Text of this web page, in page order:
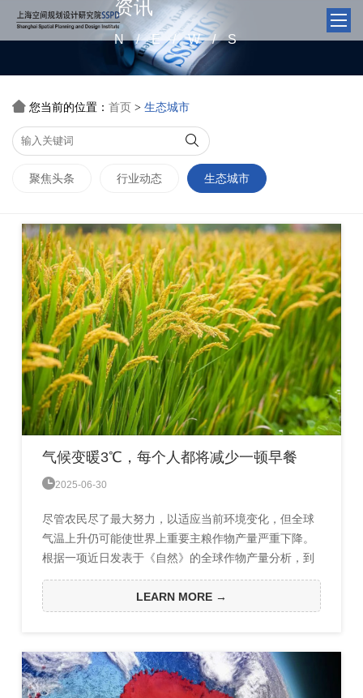
资讯
N/E/W/S
 您当前的位置： 首页 > 生态城市

聚焦头条 行业动态 生态城市
气候变暖3℃，每个人都将减少一顿早餐
2025-06-30
尽管农民尽了最大努力，以适应当前环境变化，但全球
气温上升仍可能使世界上重要主粮作物产量严重下降。
根据一项近日发表于《自然》的全球作物产量分析，到
本世纪末，每变暖1℃，人均可用粮食每天将减少约121
千卡。研究论文作者、美国伊利诺伊大学厄巴纳-香槟分
校的Andrew Hultgren说，根据目前轨迹，在3℃的变暖
事收集了世界上六大主粮作物的产量数据。这些作物提
供了全球...
LEARN MORE →